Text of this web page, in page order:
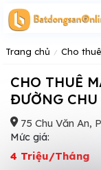
Trang chủ Cho
CHO THUÊ MẶT BẰNG KINH DOANH TẠI
ĐƯỜNG
75 Chu Văn An,
Mức giá:
4 Triệu/Tháng